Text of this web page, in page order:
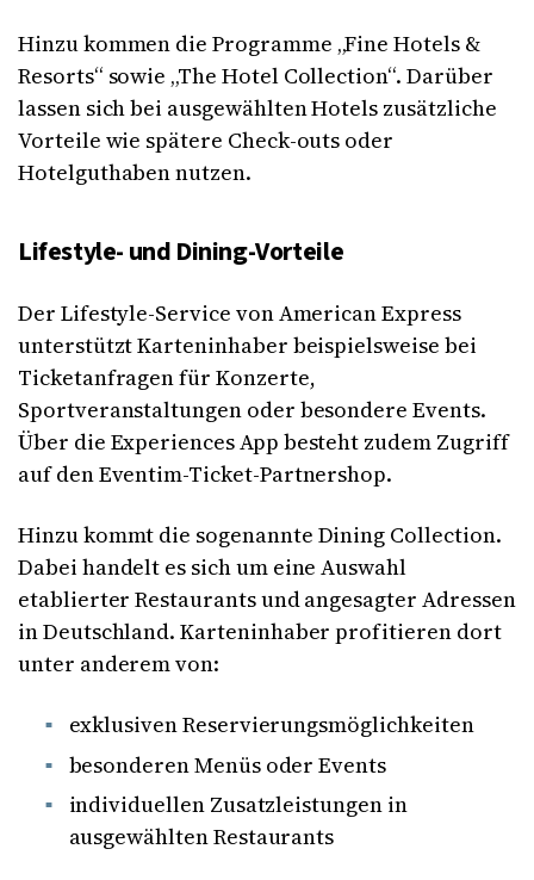
Hinzu kommen die Programme „Fine Hotels &
Resorts“ sowie „The Hotel Collection“. Darüber
lassen sich bei ausgewählten Hotels zusätzliche
Vorteile wie spätere Check-outs oder
Hotelguthaben nutzen.
Lifestyle- und Dining-Vorteile
Der Lifestyle-Service von American Express
unterstützt Karteninhaber beispielsweise bei
Ticketanfragen für Konzerte,
Sportveranstaltungen oder besondere Events.
Über die Experiences App besteht zudem Zugriff
auf den Eventim-Ticket-Partnershop.
Hinzu kommt die sogenannte Dining Collection.
Dabei handelt es sich um eine Auswahl
etablierter Restaurants und angesagter Adressen
in Deutschland. Karteninhaber profitieren dort
unter anderem von:
exklusiven Reservierungsmöglichkeiten
besonderen Menüs oder Events
individuellen Zusatzleistungen in
ausgewählten Restaurants